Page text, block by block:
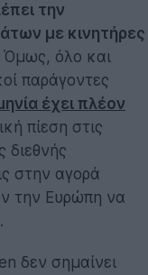
την
με κινητήρες
Όμως, όλο και
παράγοντες
έχει πλέον
πίεση στις
διεθνής
στην αγορά
την Ευρώπη να
δεν σημαίνει